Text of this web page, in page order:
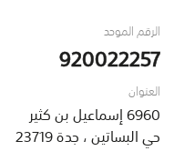
الرقم الموحد
920022257
العنوان
6960 إسماعيل بن كثير
حي البساتين ، جدة 23719